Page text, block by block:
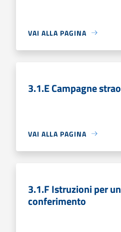
VAI ALLA PAGINA
3.1.E Campagne
VAI ALLA PAGINA
3.1.F Istruzioni per
conferimento